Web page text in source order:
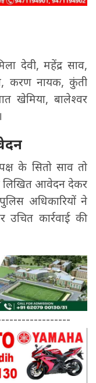
देवी, महेंद्र साव,
करण नायक, कुंती
खेमिया, बालेश्वर
के सितो साव तो
लिखित आवेदन देकर
अधिकारियों ने
कार्रवाई की